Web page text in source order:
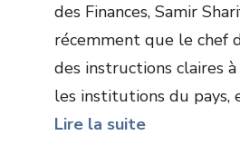
des Finances, Samir
récemment que le chef
des instructions claires
les institutions du pays,
Lire la suite